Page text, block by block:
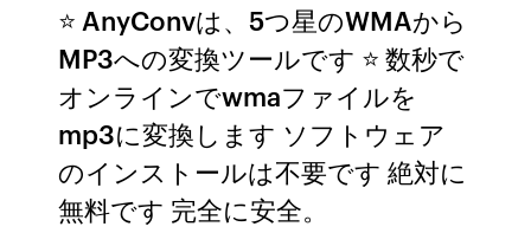
⭐ AnyConvは、5つ星のWMAから
MP3への変換ツールです ⭐ 数秒で
オンラインでwmaファイルを
mp3に変換します ソフトウェア
のインストールは不要です 絶対に
無料です 完全に安全。